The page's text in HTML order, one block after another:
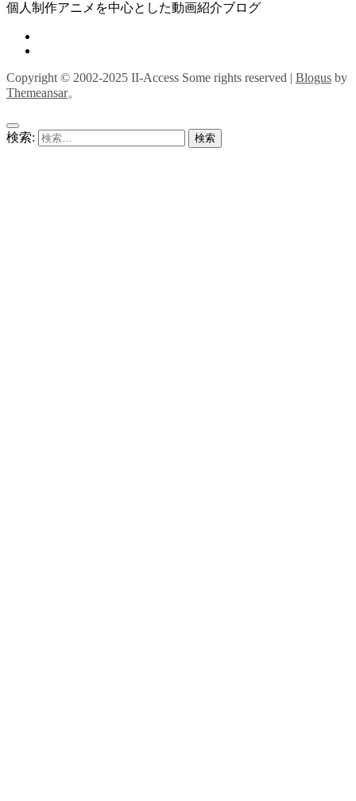
個人制作アニメを中心とした動画紹介ブログ
Copyright © 2002-2025 II-Access Some rights reserved | Blogus by
Themeansar。
検索: